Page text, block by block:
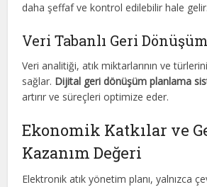
daha şeffaf ve kontrol edilebilir hale gelir.
Veri Tabanlı Geri
Veri analitiği, atık miktarlarının ve
sağlar. Dijital geri dönüşüm planlama
artırır ve süreçleri optimize eder.
Ekonomik Katkılar ve
Kazanım Değeri
Elektronik atık yönetim planı, yalnızca